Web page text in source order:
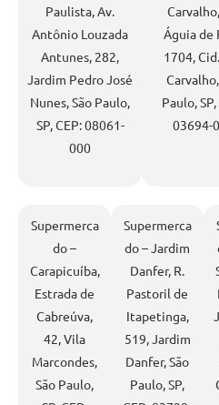
Paulista, Av.
Antônio Louzada
Antunes, 282,
Jardim Pedro José
Nunes, São Paulo,
SP, CEP: 08061-
000
Águia de
1704,
Paulo,
03694-
Supermerca
do –
Carapicuíba,
Estrada de
Cabreúva,
42, Vila
Marcondes,
São Paulo,
Supermerca
do – Jardim
Danfer, R.
Pastoril de
Itapetinga,
519, Jardim
Danfer, São
Paulo, SP,